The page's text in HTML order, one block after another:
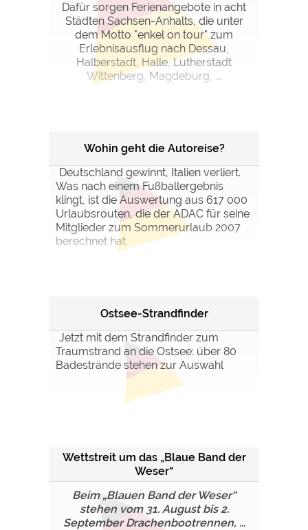
Dafür sorgen Ferienangebote in acht
Städten Sachsen-Anhalts, die unter
dem Motto "enkel on tour" zum
Erlebnisausflug nach Dessau,
Halberstadt, Halle, Lutherstadt
Wittenberg, Magdeburg, ...
Wohin geht die Autoreise?
Deutschland gewinnt, Italien verliert.
Was nach einem Fußballergebnis
klingt, ist die Auswertung aus 617 000
Urlaubsrouten, die der ADAC für seine
Mitglieder zum Sommerurlaub 2007
berechnet hat.
Ostsee-Strandfinder
Jetzt mit dem Strandfinder zum
Traumstrand an die Ostsee: über 80
Badestrände stehen zur Auswahl
Wettstreit um das „Blaue Band der
Weser“
Beim „Blauen Band der Weser“
stehen vom 31. August bis 2.
September Drachenbootrennen, ...